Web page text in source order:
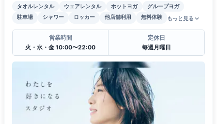
タオルレンタル ウェアレンタル ホットヨガ
グループヨガ
駐車場
シャワー ロッカー 他店舗利用 無料体験 もっと見る
営業時間
火・水・金 10:00〜22:00
定休日
毎週月曜日